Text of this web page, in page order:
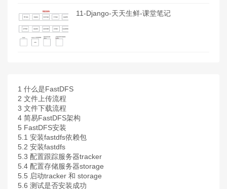
11-Django-天天生鲜-课堂笔记
1 什么是FastDFS
2 文件上传流程
3 文件下载流程
4 简易FastDFS架构
5 FastDFS安装
5.1 安装fastdfs依赖包
5.2 安装fastdfs
5.3 配置跟踪服务器tracker
5.4 配置存储服务器storage
5.5 启动tracker 和 storage
5.6 测试是否安装成功